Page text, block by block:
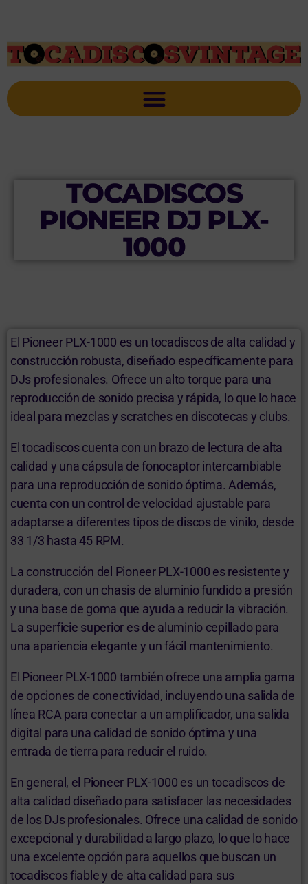
TOCADISCOS
PIONEER DJ PLX-
1000
El Pioneer PLX-1000 es un tocadiscos de alta calidad y
construcción robusta, diseñado específicamente para
DJs profesionales. Ofrece un alto torque para una
reproducción de sonido precisa y rápida, lo que lo hace
ideal para mezclas y scratches en discotecas y clubs.
El tocadiscos cuenta con un brazo de lectura de alta
calidad y una cápsula de fonocaptor intercambiable
para una reproducción de sonido óptima. Además,
cuenta con un control de velocidad ajustable para
adaptarse a diferentes tipos de discos de vinilo, desde
33 1/3 hasta 45 RPM.
La construcción del Pioneer PLX-1000 es resistente y
duradera, con un chasis de aluminio fundido a presión
y una base de goma que ayuda a reducir la vibración.
La superficie superior es de aluminio cepillado para
una apariencia elegante y un fácil mantenimiento.
El Pioneer PLX-1000 también ofrece una amplia gama
de opciones de conectividad, incluyendo una salida de
línea RCA para conectar a un amplificador, una salida
digital para una calidad de sonido óptima y una
entrada de tierra para reducir el ruido.
En general, el Pioneer PLX-1000 es un tocadiscos de
alta calidad diseñado para satisfacer las necesidades
de los DJs profesionales. Ofrece una calidad de sonido
excepcional y durabilidad a largo plazo, lo que lo hace
una excelente opción para aquellos que buscan un
tocadiscos fiable y de alta calidad para sus